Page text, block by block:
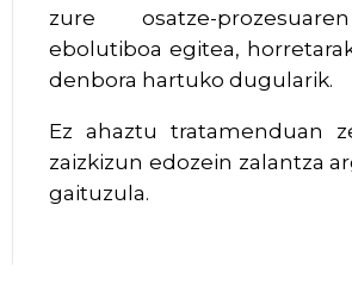
zure osatze-
ebolutiboa egitea,
denbora hartuko dugularik.
Ez ahaztu tratamenduan
zaizkizun edozein zalantza
gaituzula.